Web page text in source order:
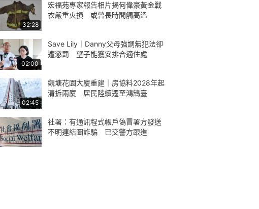
32:28
宏福苑專家報告相片揭何偉豪黃金戰
衣嚴重火損 或曾長時間觸高溫
02:00
Save Lily｜Danny父母強調無犯法卻
遭懲罰 望子能獲安排合適住處
02:45
觀塘花園大廈重建｜房協料2028年起
清拆兩廈 居民陸續遷至鴻鵠臺
社署：有通訊程式帳戶偽冒署方發送
不明連結圖詐騙 已交警方跟進